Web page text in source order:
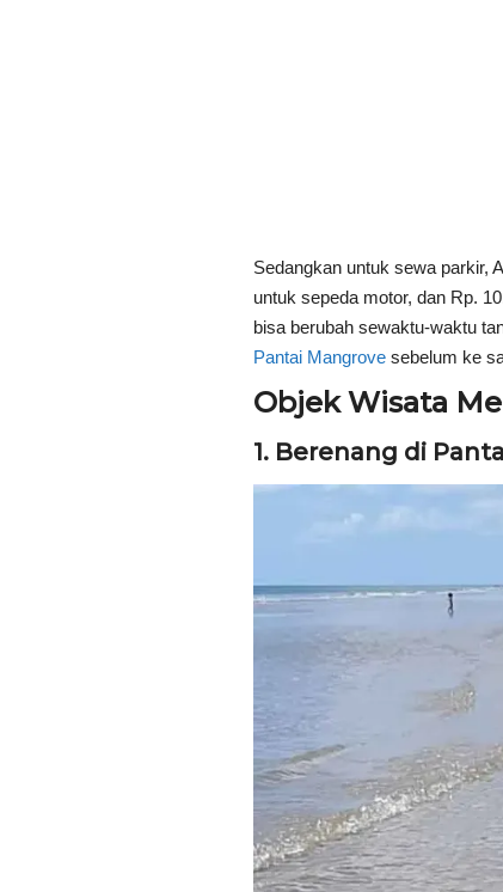
Sedangkan untuk sewa parkir,
untuk sepeda motor, dan Rp.
bisa berubah sewaktu-waktu
Pantai Mangrove sebelum ke
Objek Wisata
1. Berenang di